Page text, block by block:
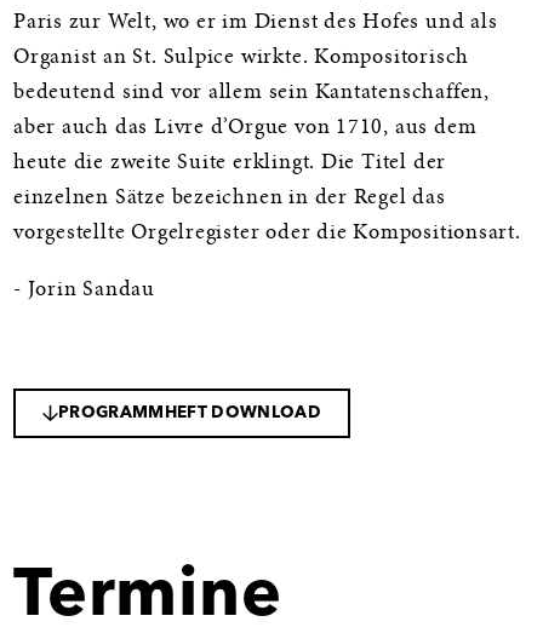
Paris zur Welt, wo er im Dienst des Hofes und als
Organist an St. Sulpice wirkte. Kompositorisch
bedeutend sind vor allem sein Kantatenschaffen,
aber auch das Livre d’Orgue von 1710, aus dem
heute die zweite Suite erklingt. Die Titel der
einzelnen Sätze bezeichnen in der Regel das
vorgestellte Orgelregister oder die Kompositionsart.
- Jorin Sandau
PROGRAMMHEFT DOWNLOAD
Termine